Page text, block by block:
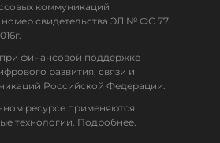
коммуникаций
свидетельства ЭЛ № ФС 77
финансовой поддержке
развития, связи и
Российской Федерации.
ресурсе применяются
технологии. Подробнее.